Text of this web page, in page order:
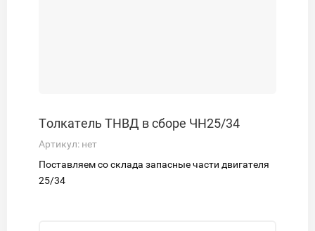
Толкатель ТНВД в сборе ЧН25/34
Артикул: нет
Поставляем со склада запасные части двигателя
25/34